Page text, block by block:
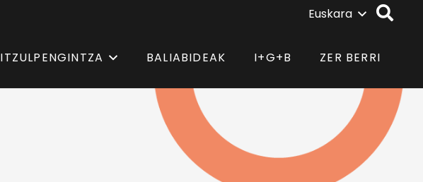
Euskara
ITZULPENGINTZA BALIABIDEAK I+G+B ZER BERRI